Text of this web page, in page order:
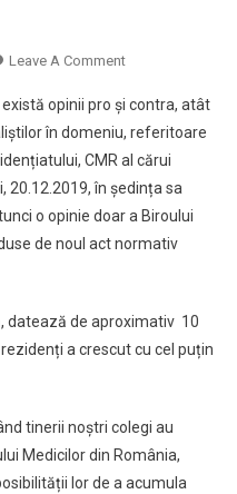
Leave A CommentOn
De
Vedere
Al
Biroului
Executiv
Al
Din
România
Noile
opinii pro și contra, atât
în domeniu, referitoare
CMR al cărui
20.12.2019, în ședința sa
o opinie doar a Biroului
de noul act normativ
datează de aproximativ 10
a crescut cu cel puțin
tinerii noștri colegi au
Medicilor din România,
lor de a acumula